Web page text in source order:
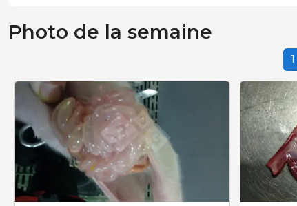
Photo de la semaine
1